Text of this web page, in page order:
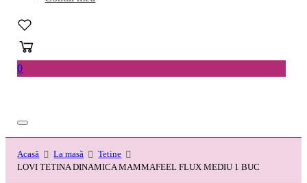
0
Acasă La masă
Tetine
LOVI TETINA DINAMICA MAMMAFEEL FLUX MEDIU 1 BUC